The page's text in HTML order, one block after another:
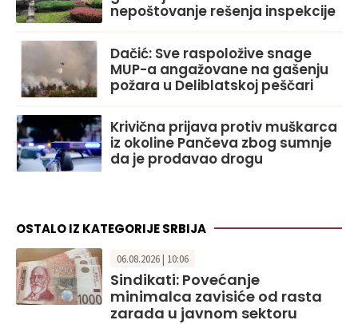
nepoštovanje rešenja inspekcije
Dačić: Sve raspoložive snage
MUP-a angažovane na gašenju
požara u Deliblatskoj peščari
Krivična prijava protiv muškarca
iz okoline Pančeva zbog sumnje
da je prodavao drogu
OSTALO IZ KATEGORIJE SRBIJA
06.08.2026 | 10:06
Sindikati: Povećanje
minimalca zavisiće od rasta
zarada u javnom sektoru